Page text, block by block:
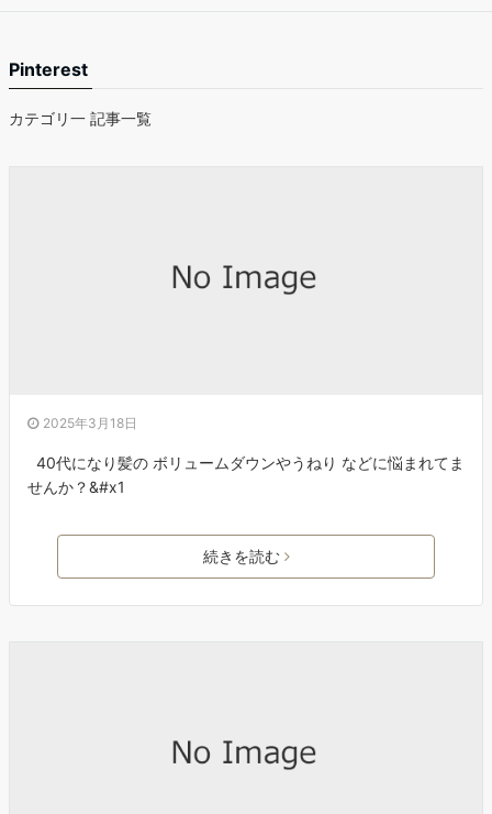
Pinterest
カテゴリ一 記事一覧
2025年3月18日
40代になり髪の ボリュームダウンやうねり などに悩まれてま
せんか？&#x1
続きを読む